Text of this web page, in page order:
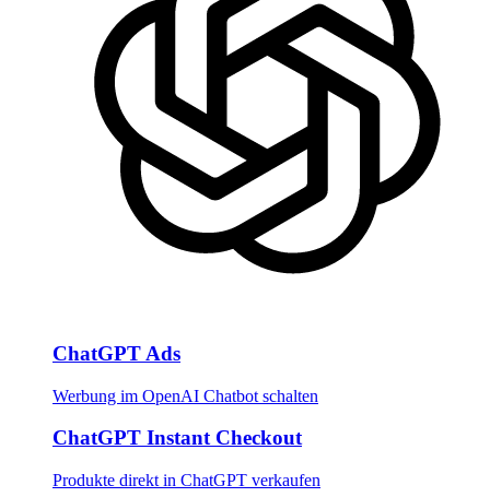
ChatGPT Ads
Werbung im OpenAI Chatbot schalten
ChatGPT Instant Checkout
Produkte direkt in ChatGPT verkaufen